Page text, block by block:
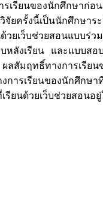
รเรียนของนักศึกษา
จัยครั้งนี้เป็นนักศึกษ
วยเว็บช่วยสอนแบบ
งเรียน และแบบสอ
มฤทธิ์ทางการเรียน
ารเรียนของนักศึกษ
ยนด้วยเว็บช่วยสอนอ